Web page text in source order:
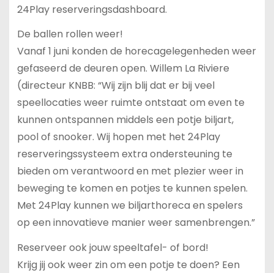
24Play reserveringsdashboard.
De ballen rollen weer!
Vanaf 1 juni konden de horecagelegenheden weer
gefaseerd de deuren open. Willem La Riviere
(directeur KNBB: “Wij zijn blij dat er bij veel
speellocaties weer ruimte ontstaat om even te
kunnen ontspannen middels een potje biljart,
pool of snooker. Wij hopen met het 24Play
reserveringssysteem extra ondersteuning te
bieden om verantwoord en met plezier weer in
beweging te komen en potjes te kunnen spelen.
Met 24Play kunnen we biljarthoreca en spelers
op een innovatieve manier weer samenbrengen.”
Reserveer ook jouw speeltafel- of bord!
Krijg jij ook weer zin om een potje te doen? Een